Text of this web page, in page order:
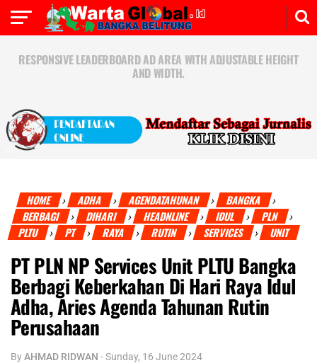
RESPONSIVE LEADERBOARD AD AREA WITH ADJUSTABLE HEIGHT
AND WIDTH.
HOME › ADHA › AGENDATAHUNAN › BANGKA ›
BERBAGI › DIHARI › HEADNLINE › IDUL › PLN ›
PLTU › PT › RAYA › RUTIN › SERVICES › UNIT
PT PLN NP Services Unit PLTU Bangka
Berbagi Keberkahan Di Hari Raya Idul
Adha, Aries Agenda Tahunan Rutin
Perusahaan
ByAHMAD RIDWAN -Sunday, 16 June 2024